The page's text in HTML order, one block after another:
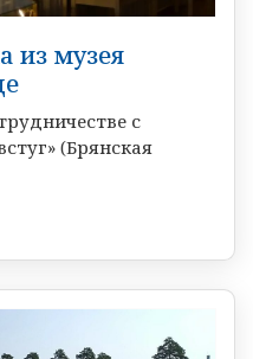
из музея
с
(Брянская